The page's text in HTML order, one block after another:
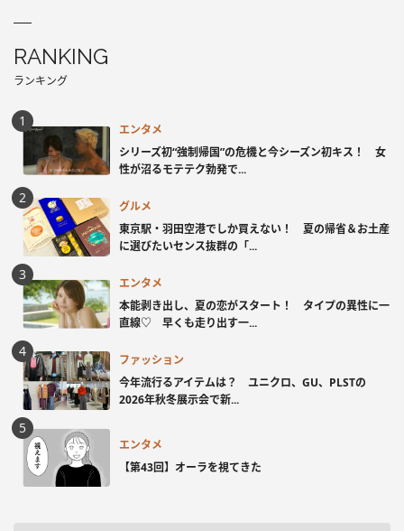
RANKING
ランキング
エンタメ
シリーズ初“強制帰国”の危機と今シーズン初キス！ 女
性が沼るモテテク勃発で...
グルメ
東京駅・羽田空港でしか買えない！ 夏の帰省＆お土産
に選びたいセンス抜群の「...
エンタメ
本能剥き出し、夏の恋がスタート！ タイプの異性に一
直線♡ 早くも走り出す一...
ファッション
今年流行るアイテムは？ ユニクロ、GU、PLSTの
2026年秋冬展示会で新...
エンタメ
【第43回】オーラを視てきた